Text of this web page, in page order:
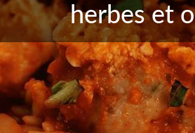
herbes et